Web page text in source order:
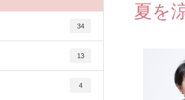
夏を
34
13
4